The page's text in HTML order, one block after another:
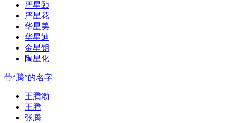
严星颐
严星花
华星美
华星迪
金星钥
陶星化
带“腾”的名字
王腾渤
王腾
张腾